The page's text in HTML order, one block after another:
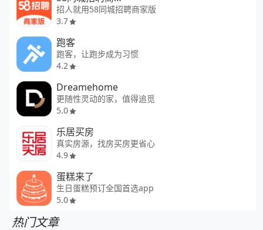
招人就用58同城招聘商家版
3.7
跑客
跑客，让跑步成为习惯
4.2
Dreamehome
更随性灵动的家，值得追觅
5.0
乐居买房
真实房源，找房买房更省心
4.9
蛋糕来了
生日蛋糕预订全国首选app
5.0
热门文章